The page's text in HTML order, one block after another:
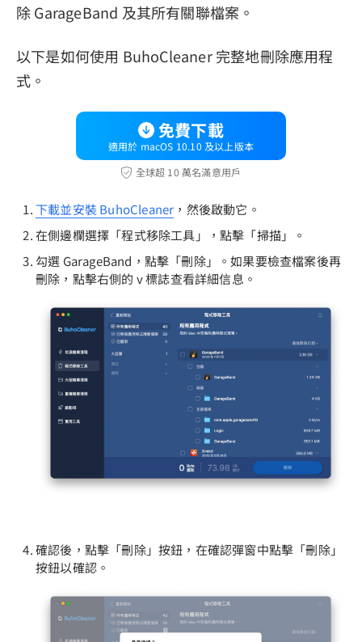
除 GarageBand 及其所有關聯檔案。
以下是如何使用 BuhoCleaner 完整地刪除應用程
式。
免費下載
適用於 macOS 10.10 及以上版本
全球超 10 萬名滿意用戶
下載並安裝 BuhoCleaner ，然後啟動它。
在側邊欄選擇「程式移除工具」，點擊「掃描」。
勾選 GarageBand，點擊「刪除」。如果要檢查檔案後再
刪除，點擊右側的 v 標誌查看詳細信息。
確認後，點擊「刪除」按鈕，在確認彈窗中點擊「刪除」
按鈕以確認。